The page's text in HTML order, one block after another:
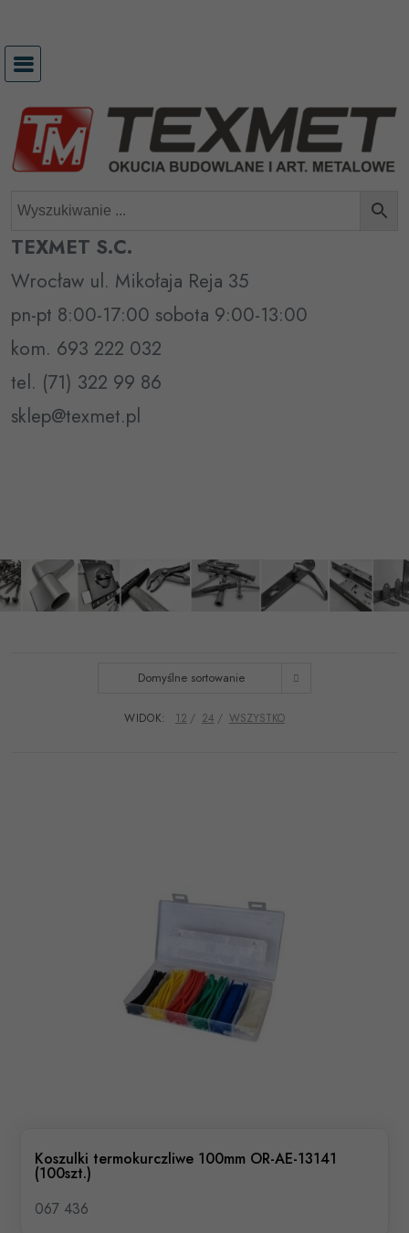
treści
TEXMET S.C.
Wrocław ul. Mikołaja Reja 35
pn-pt 8:00-17:00 sobota 9:00-13:00
kom. 693 222 032
tel. (71) 322 99 86
sklep@texmet.pl
Domyślne sortowanie
WIDOK: 12 24 WSZYSTKO
Koszulki termokurczliwe 100mm OR-AE-13141
(100szt.)
067 436